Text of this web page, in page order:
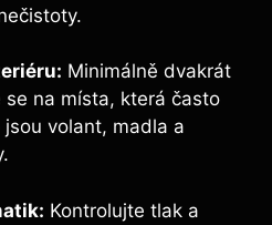
Minimálně dvakrát
se na místa, která často
volant, madla a
Kontrolujte tlak a